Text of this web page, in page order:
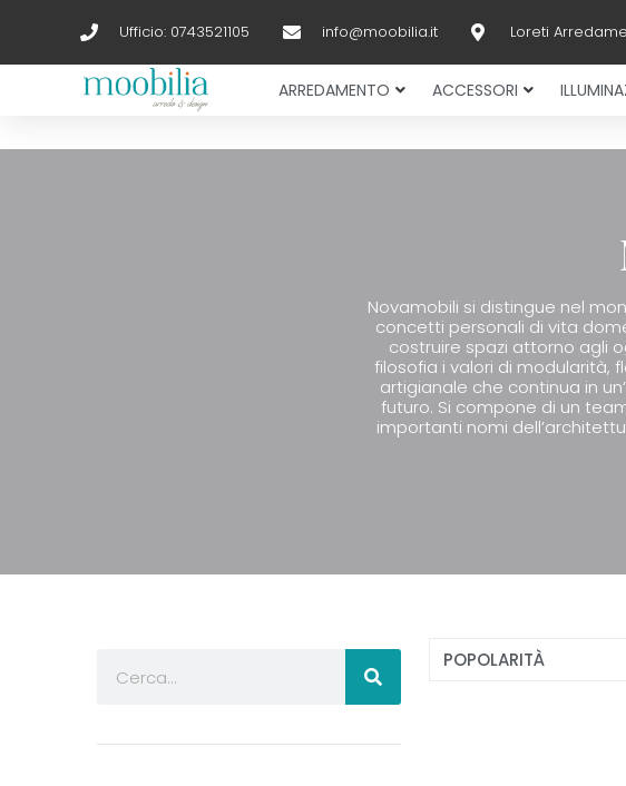
Ufficio: 0743521105 info@moobilia.it Loreti
ARREDAMENTO ACCESSORI
Novamobili si distingue nel
concetti personali di vita
costruire spazi attorno agli
filosofia i valori di modularità,
artigianale che continua in
futuro. Si compone di un
importanti nomi